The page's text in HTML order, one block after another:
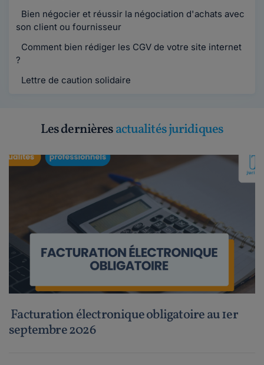
Bien négocier et réussir la négociation d'achats avec
son client ou fournisseur
Comment bien rédiger les CGV de votre site internet
?
Lettre de caution solidaire
Les dernièresactualités juridiques
Facturation électronique obligatoire au 1er
septembre 2026